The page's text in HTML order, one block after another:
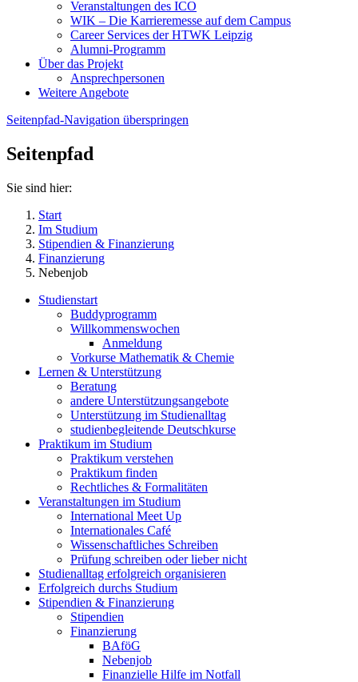
Veranstaltungen des ICO
WIK – Die Karrieremesse auf dem Campus
Career Services der HTWK Leipzig
Alumni-Programm
Über das Projekt
Ansprechpersonen
Weitere Angebote
Seitenpfad-Navigation überspringen
Seitenpfad
Sie sind hier:
Start
Im Studium
Stipendien & Finanzierung
Finanzierung
Nebenjob
Studienstart
Buddyprogramm
Willkommenswochen
Anmeldung
Vorkurse Mathematik & Chemie
Lernen & Unterstützung
Beratung
andere Unterstützungsangebote
Unterstützung im Studienalltag
studienbegleitende Deutschkurse
Praktikum im Studium
Praktikum verstehen
Praktikum finden
Rechtliches & Formalitäten
Veranstaltungen im Studium
International Meet Up
Internationales Café
Wissenschaftliches Schreiben
Prüfung schreiben oder lieber nicht
Studienalltag erfolgreich organisieren
Erfolgreich durchs Studium
Stipendien & Finanzierung
Stipendien
Finanzierung
BAföG
Nebenjob
Finanzielle Hilfe im Notfall